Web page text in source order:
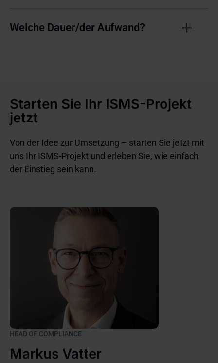
Welche Dauer/der Aufwand?
Starten Sie Ihr ISMS-Projekt
jetzt
Von der Idee zur Umsetzung – starten Sie jetzt mit
uns Ihr ISMS-Projekt und erleben Sie, wie einfach
der Einstieg sein kann.
HEAD OF COMPLIANCE
Markus Vatter